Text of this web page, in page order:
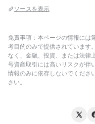
ソースを表示
免責事項：本ページの情報には
考目的のみで提供されています
なく、金融、投資、または法律
号資産取引には高いリスクが伴
情報のみに依存しないでくださ
さい。